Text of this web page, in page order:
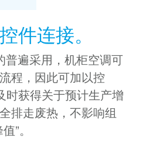
件连接。
普遍采用，机柜空调可
程，因此可加以控
时获得关于预计生产增
排走废热，不影响组
”。